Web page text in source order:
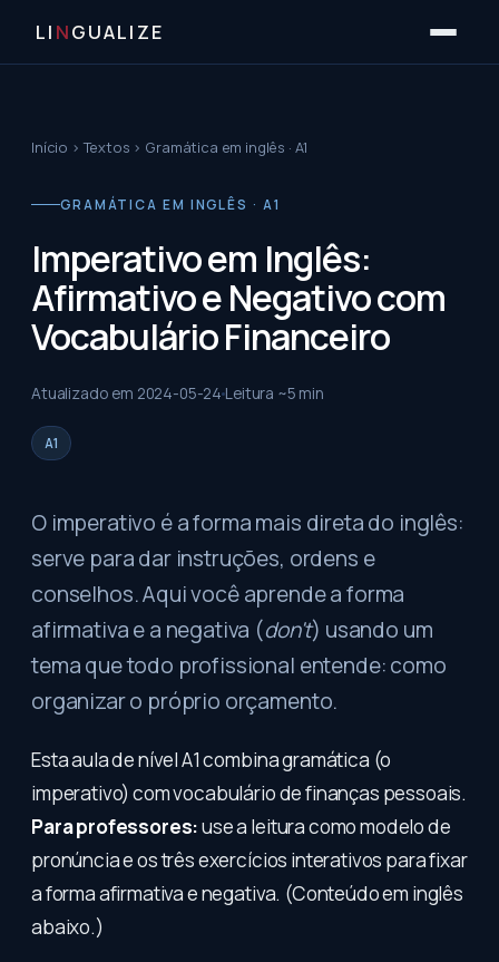
LI NGUALIZE
Início ›Textos › Gramática em inglês · A1
GRAMÁTICA EM INGLÊS · A1
Imperativo em Inglês:
Afirmativo e Negativo com
Vocabulário Financeiro
Atualizado em 2024-05-24 Leitura ~5 min
A1
O imperativo é a forma mais direta do inglês:
serve para dar instruções, ordens e
conselhos. Aqui você aprende a forma
afirmativa e a negativa (don't) usando um
tema que todo profissional entende: como
organizar o próprio orçamento.
Esta aula de nível A1 combina gramática (o
imperativo) com vocabulário de finanças pessoais.
Para professores:use a leitura como modelo de
pronúncia e os três exercícios interativos para fixar
a forma afirmativa e negativa. (Conteúdo em inglês
abaixo.)